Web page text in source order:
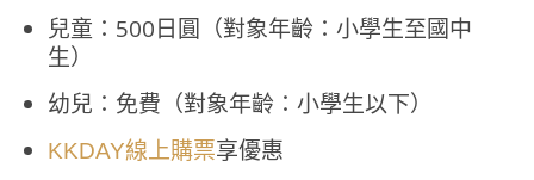
兒童：500日圓（對象年齡：小學生至國中
生）
幼兒：免費（對象年齡：小學生以下）
KKDAY線上購票享優惠